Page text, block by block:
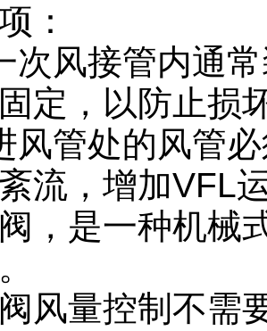
：
次风接管内通
定，以防止损
风管处的风管
流，增加VFL
，是一种机械
风量控制不需